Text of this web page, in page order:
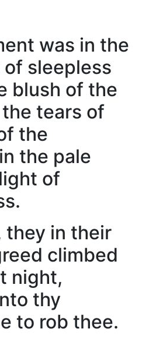
was in the
sleepless
blush of the
tears of
the
the pale
of
they in their
climbed
night,
thy
to rob thee.